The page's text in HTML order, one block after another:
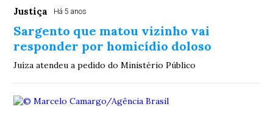
Justiça Há 5 anos
Sargento que matou vizinho vai
responder por homicídio doloso
Juíza atendeu a pedido do Ministério Público